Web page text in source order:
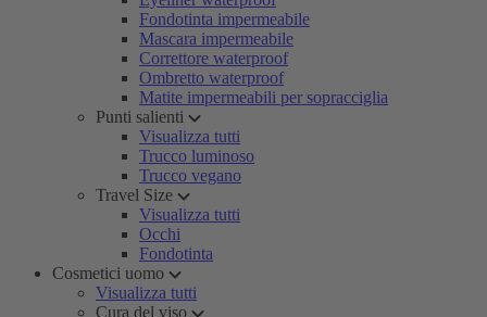
Fondotinta impermeabile
Mascara impermeabile
Correttore waterproof
Ombretto waterproof
Matite impermeabili per sopracciglia
Punti salienti
Visualizza tutti
Trucco luminoso
Trucco vegano
Travel Size
Visualizza tutti
Occhi
Fondotinta
Cosmetici uomo
Visualizza tutti
Cura del viso